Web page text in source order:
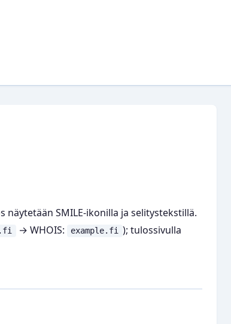
näytetään SMILE-ikonilla ja selitystekstillä.
→ WHOIS: example.fi ); tulossivulla